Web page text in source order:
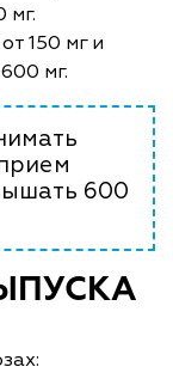
мг.
150 мг и
мг.
600